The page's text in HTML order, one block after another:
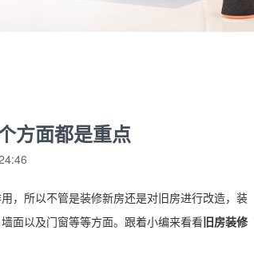
方面都是重点
，所以不管是装修新房还是对旧房进行改造，装
面以及门窗等等方面。跟着小编来看看旧房装修